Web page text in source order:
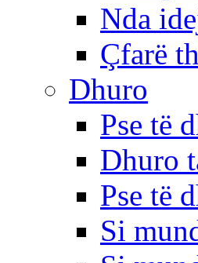
Nda
Çfarë
Dhuro
Pse të
Dhuro
Pse të
Si